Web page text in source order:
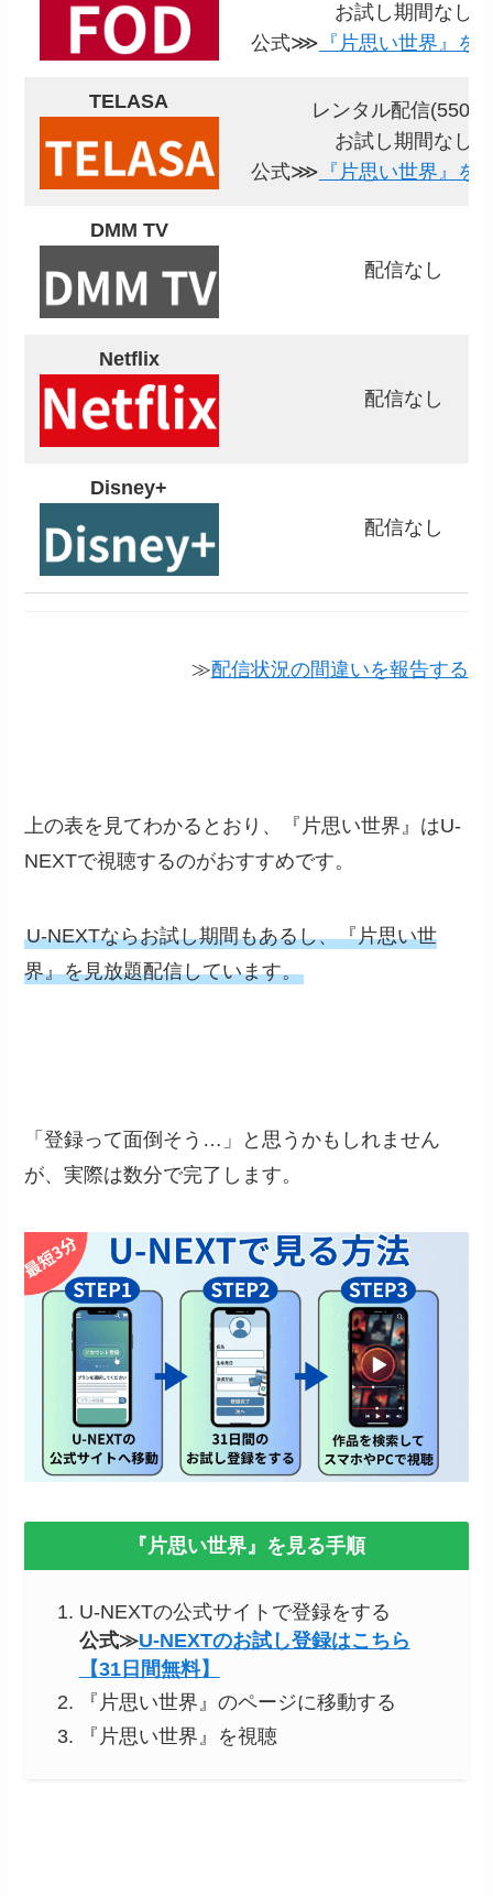
お試し期間なし
公式⋙ 『片思い世界』を
TELASA
レンタル配信(550
お試し期間なし
公式⋙ 『片思い世界』を
DMM TV
配信なし
Netflix
配信なし
Disney+
配信なし
≫配信状況の間違いを報告する
上の表を見てわかるとおり、『片思い世界』はU-
NEXTで視聴するのがおすすめです。
U-NEXTならお試し期間もあるし、『片思い世
界』を見放題配信しています。
「登録って面倒そう…」と思うかもしれません
が、実際は数分で完了します。
『片思い世界』を見る手順
U-NEXTの公式サイトで登録をする
公式≫U-NEXTのお試し登録はこちら
【31日間無料】
『片思い世界』のページに移動する
『片思い世界』を視聴